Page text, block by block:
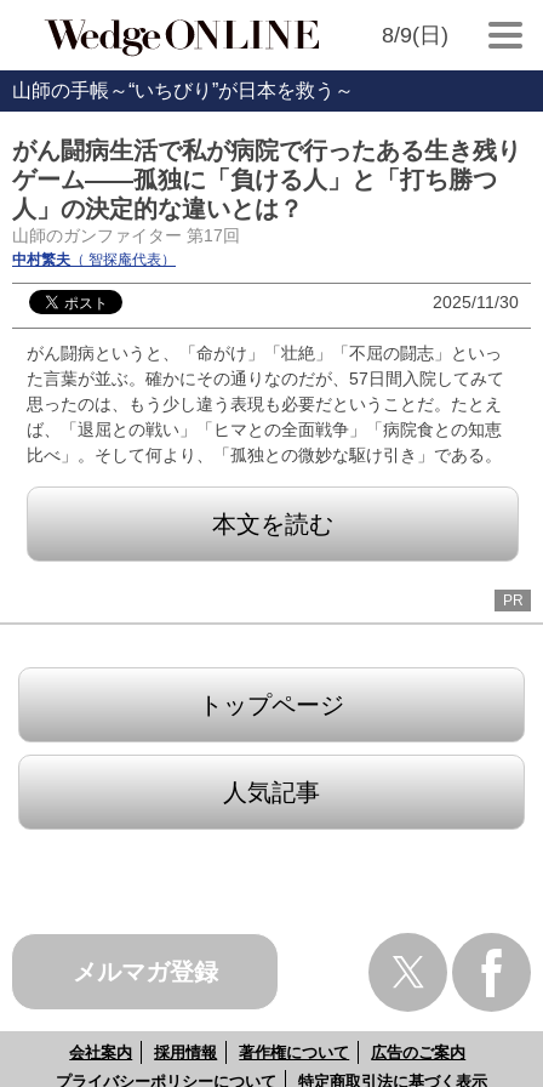
8/9(日)
山師の手帳～“いちびり”が日本を救う～
がん闘病生活で私が病院で行ったある生き残り
ゲーム――孤独に「負ける人」と「打ち勝つ
人」の決定的な違いとは？
山師のガンファイター 第17回
中村繁夫 （ 智探庵代表）
2025/11/30
がん闘病というと、「命がけ」「壮絶」「不屈の闘志」といっ
た言葉が並ぶ。確かにその通りなのだが、57日間入院してみて
思ったのは、もう少し違う表現も必要だということだ。たとえ
ば、「退屈との戦い」「ヒマとの全面戦争」「病院食との知恵
比べ」。そして何より、「孤独との微妙な駆け引き」である。
本文を読む
PR
トップページ
人気記事
メルマガ登録
会社案内 採用情報 著作権について
広告のご案内
プライバシーポリシーについて
特定商取引法に基づく表示